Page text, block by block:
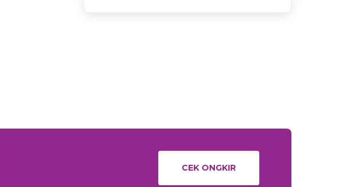
CEK ONGKIR